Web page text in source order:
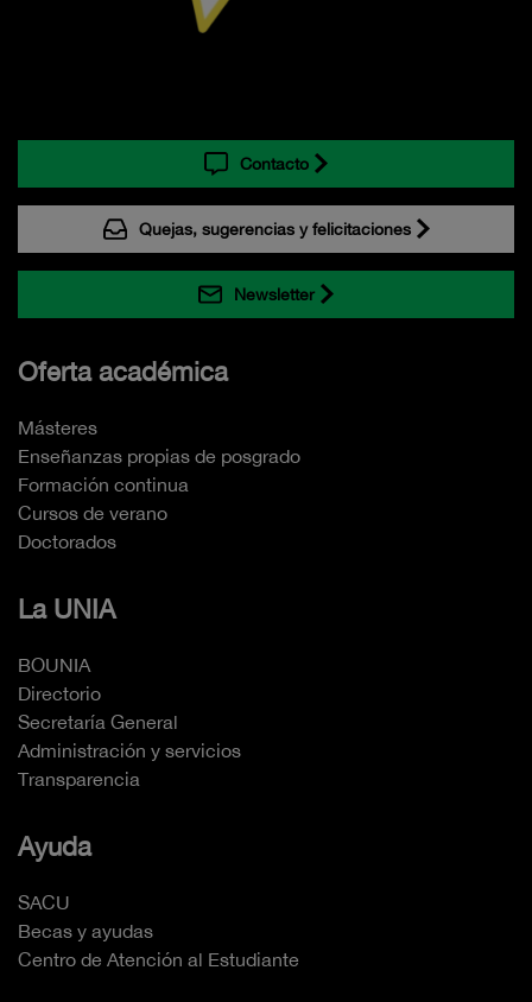
Contacto
Quejas, sugerencias y felicitaciones
Newsletter
Oferta académica
Másteres
Enseñanzas propias de posgrado
Formación continua
Cursos de verano
Doctorados
La UNIA
BOUNIA
Directorio
Secretaría General
Administración y servicios
Transparencia
Ayuda
SACU
Becas y ayudas
Centro de Atención al Estudiante